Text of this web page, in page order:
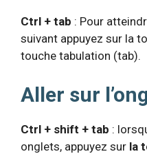
Ctrl + tab : Pour
suivant appuyez sur la
touche tabulation (tab).
Aller sur
Ctrl + shift + tab :
onglets, appuyez sur la